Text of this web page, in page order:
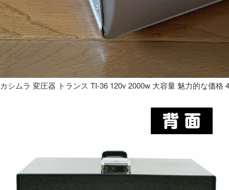
カシムラ 変圧器 トランス TI-36 120v 2000w 大容量 魅力的な価格